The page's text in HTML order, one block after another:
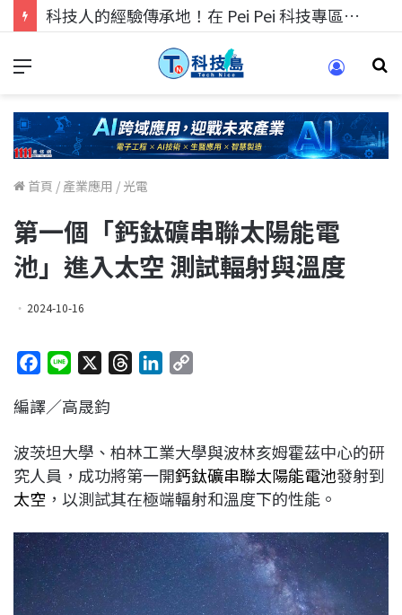
科技人的經驗傳承地！在 Pei Pei 科技專區，與學弟妹交流最硬核的技術
首頁 / 產業應用 / 光電
第一個「鈣鈦礦串聯太陽能電
池」進入太空 測試輻射與溫度
2024-10-16
c
b
o
o
n
a
d
s
e
d
I
L
i
n
編譯／高晟鈞
波茨坦大學、柏林工業大學與波林亥姆霍茲中心的研
究人員，成功將第一開鈣鈦礦串聯太陽能電池發射到
太空 ，以測試其在極端輻射和溫度下的性能。